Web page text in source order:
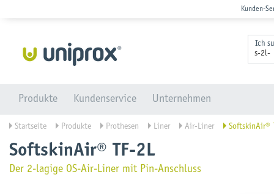
Kunden-
Ich
Produkte Kundenservice Unternehmen
Startseite Produkte Prothesen Liner Air-Liner SoftskinAir®
SoftskinAir® TF-2L
Der 2-lagige OS-Air-Liner mit Pin-Anschluss